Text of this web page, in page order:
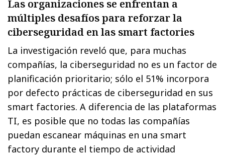
Las organizaciones se enfrentan a
múltiples desafíos para reforzar la
ciberseguridad en las smart factories
La investigación reveló que, para muchas
compañías, la ciberseguridad no es un factor de
planificación prioritario; sólo el 51% incorpora
por defecto prácticas de ciberseguridad en sus
smart factories. A diferencia de las plataformas
TI, es posible que no todas las compañías
puedan escanear máquinas en una smart
factory durante el tiempo de actividad